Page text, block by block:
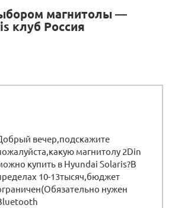
магнитолы —
клуб Россия
вечер,подскажите
магнитолу 2Din
купить в Hyundai Solaris?В
10-13тысяч,бюджет
нужен